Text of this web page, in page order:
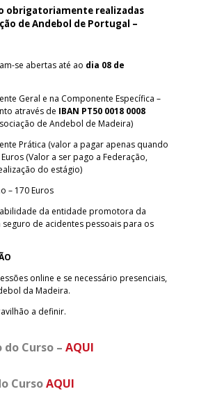
obrigatoriamente realizadas
de Andebol de Portugal –
se abertas até ao dia 08 de
Geral e na Componente Específica –
através de IBAN PT50 0018 0008
de Andebol de Madeira)
Prática (valor a pagar apenas quando
(Valor a ser pago a Federação,
do estágio)
– 170 Euros
da entidade promotora da
de acidentes pessoais para os
online e se necessário presenciais,
da Madeira.
a definir.
Curso – AQUI
CursoAQUI